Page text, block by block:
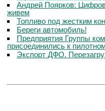
Андрей Поярков:
живем
Топливо под жестким
Береги автомобиль!
Предприятия Группы
присоединились к
Экспорт ДФО.